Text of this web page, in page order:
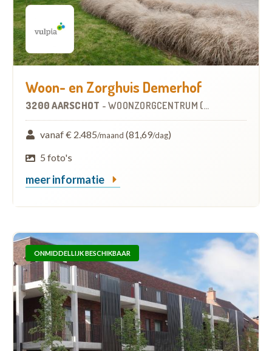
Woon- en Zorghuis Demerhof
3200 AARSCHOT - WOONZORGCENTRUM (WZC)
vanaf € 2.485/maand (81,69/dag)
5 foto's
meer informatie
ONMIDDELLIJK BESCHIKBAAR